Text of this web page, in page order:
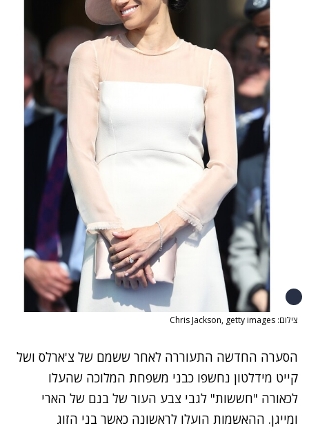
צילום: Chris Jackson, getty images
הסערה החדשה התעוררה לאחר ששמם של צ'ארלס ושל
קייט מידלטון נחשפו כבני משפחת המלוכה שהעלו
לכאורה "חששות" לגבי צבע העור של בנם של הארי
ומייגן. ההאשמות הועלו לראשונה כאשר בני הזוג